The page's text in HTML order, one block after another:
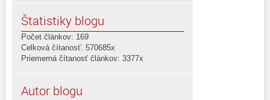
Štatistiky blogu
Počet článkov: 169
Celková čítanosť: 570685x
Priemerná čítanosť článkov: 3377x
Autor blogu